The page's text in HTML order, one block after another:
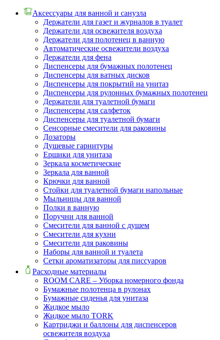
Аксессуары для ванной и санузла
Держатели для газет и журналов в туалет
Держатели для освежителя воздуха
Держатели для полотенец в ванную
Автоматические освежители воздуха
Держатели для фена
Диспенсеры для бумажных полотенец
Диспенсеры для ватных дисков
Диспенсеры для покрытий на унитаз
Диспенсеры для рулонных бумажных полотенец
Держатели для туалетной бумаги
Диспенсеры для салфеток
Диспенсеры для туалетной бумаги
Сенсорные смесители для раковины
Дозаторы
Душевые гарнитуры
Ершики для унитаза
Зеркала косметические
Зеркала для ванной
Крючки для ванной
Стойки для туалетной бумаги напольные
Мыльницы для ванной
Полки в ванную
Поручни для ванной
Смесители для ванной с душем
Смесители для кухни
Смесители для раковины
Наборы для ванной и туалета
Сетки ароматизаторы для писсуаров
Расходные материалы
ROOM CARE – Уборка номерного фонда
Бумажные полотенца в рулонах
Бумажные сиденья для унитаза
Жидкое мыло
Жидкое мыло TORK
Картриджи и баллоны для диспенсеров
освежителя воздуха